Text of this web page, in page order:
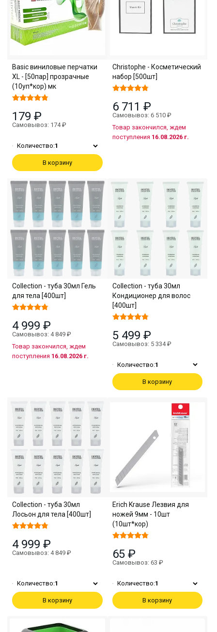
Basic виниловые перчатки
XL - [50пар] прозрачные
(10уп*кор) мк
179 ₽
Самовывоз: 174 ₽
Количество:1
В корзину
Christophe - Косметический
набор [500шт]
6 711 ₽
Самовывоз: 6 510 ₽
Товар закончился, ждем
поступления 16.08.2026 г.
Collection - туба 30мл Гель
для тела [400шт]
4 999 ₽
Самовывоз: 4 849 ₽
Товар закончился, ждем
поступления 16.08.2026 г.
Collection - туба 30мл
Кондиционер для волос
[400шт]
5 499 ₽
Самовывоз: 5 334 ₽
Количество:1
В корзину
Collection - туба 30мл
Лосьон для тела [400шт]
4 999 ₽
Самовывоз: 4 849 ₽
Количество:1
В корзину
Erich Krause Лезвия для
ножей 9мм - 10шт
(10шт*кор)
65 ₽
Самовывоз: 63 ₽
Количество:1
В корзину